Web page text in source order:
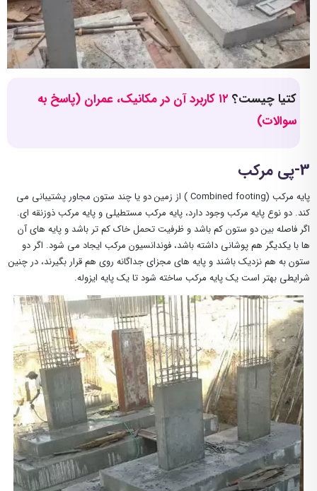
کتیا چیست؟
۱۲ کاربرد آن در مکانیک، عمران (پاسخ به
سوالات)
3-پی مرکب
پایه مرکب (Combined footing ) از زمین دو یا چند ستون مجاور پشتیبانی می
کند. دو نوع پایه مرکب وجود دارد، پایه مرکب مستطیلی و پایه مرکب ذوزنقه ای.
اگر فاصله بین دو ستون کم باشد و ظرفیت تحمل خاک کم تر باشد و پایه های آن
ها با یکدیگر هم پوشانی داشته باشد، فوندانسیون مرکب ایجاد می شود. اگر دو
ستون به هم نزدیک باشند و پایه های مجزای جداگانه روی هم قرار بگیرند، در چنین
شرایطی بهتر است یک پایه مرکب ساخته شود تا یک پایه ایزوله.